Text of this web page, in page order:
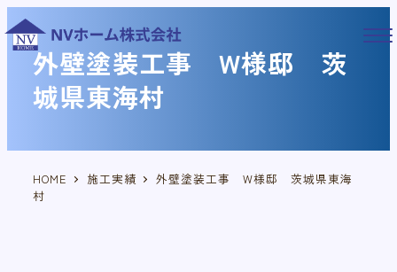
メ
イ
外壁塗装工事 W様邸 茨
城県東海村
HOME 施工実績
外壁塗装工事 W様邸 茨城県東海
村